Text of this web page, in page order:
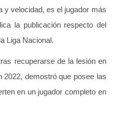
y velocidad, es el jugador más
la publicación respecto del
Liga Nacional.
recuperarse de la lesión en
2022, demostró que posee las
en un jugador completo en